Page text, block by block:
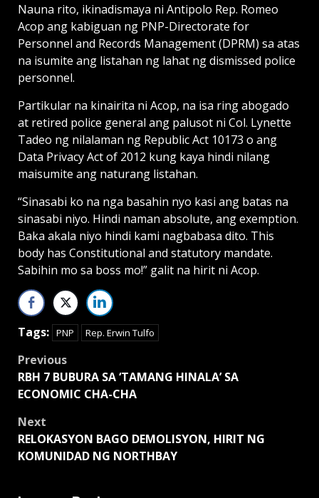
Nauna rito, ikinadismaya ni Antipolo Rep. Romeo
Acop ang kabiguan ng PNP-Directorate for
Personnel and Records Management (DPRM) sa atas
na isumite ang listahan ng lahat ng dismissed police
personnel.
Partikular na kinairita ni Acop, na isa ring abogado
at retired police general ang palusot ni Col. Lynette
Tadeo ng nilalaman ng Republic Act 10173 o ang
Data Privacy Act of 2012 kung kaya hindi nilang
maisumite ang naturang listahan.
“Sinasabi ko na nga basahin nyo kasi ang batas na
sinasabi niyo. Hindi naman absolute, ang exemption.
Baka akala niyo hindi kami nagbabasa dito. This
body has Constitutional and statutory mandate.
Sabihin mo sa boss mo!” galit na hirit ni Acop.
Tags: PNP Rep. Erwin Tulfo
Post
navigation
Previous
RBH 7 BUBURA SA ‘TAMANG HINALA’ SA
ECONOMIC CHA-CHA
Next
RELOKASYON BAGO DEMOLISYON, HIRIT NG
KOMUNIDAD NG NORTHBAY